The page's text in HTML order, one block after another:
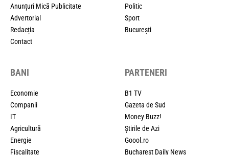
Anunțuri Mică Publicitate
Advertorial
Redacția
Contact
Politic
Sport
București
BANI
Economie
Companii
IT
Agricultură
Energie
Fiscalitate
PARTENERI
B1 TV
Gazeta de Sud
Money Buzz!
Știrile de Azi
Goool.ro
Bucharest Daily News